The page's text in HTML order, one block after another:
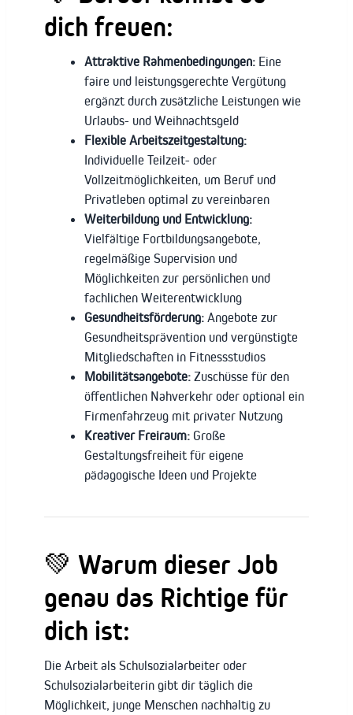
dich freuen:
Attraktive Rahmenbedingungen: Eine
faire und leistungsgerechte Vergütung
ergänzt durch zusätzliche Leistungen wie
Urlaubs- und Weihnachtsgeld
Flexible Arbeitszeitgestaltung:
Individuelle Teilzeit- oder
Vollzeitmöglichkeiten, um Beruf und
Privatleben optimal zu vereinbaren
Weiterbildung und Entwicklung:
Vielfältige Fortbildungsangebote,
regelmäßige Supervision und
Möglichkeiten zur persönlichen und
fachlichen Weiterentwicklung
Gesundheitsförderung: Angebote zur
Gesundheitsprävention und vergünstigte
Mitgliedschaften in Fitnessstudios
Mobilitätsangebote: Zuschüsse für den
öffentlichen Nahverkehr oder optional ein
Firmenfahrzeug mit privater Nutzung
Kreativer Freiraum: Große
Gestaltungsfreiheit für eigene
pädagogische Ideen und Projekte
💚 Warum dieser Job
genau das Richtige für
dich ist:
Die Arbeit als Schulsozialarbeiter oder
Schulsozialarbeiterin gibt dir täglich die
Möglichkeit, junge Menschen nachhaltig zu